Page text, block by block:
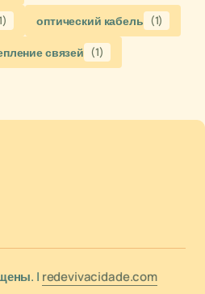
оптический кабель (1)
связей (1)
| redevivacidade.com